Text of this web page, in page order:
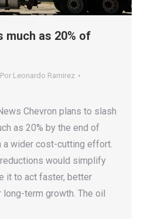
much as 20% of
Por Leonardo Ramirez
Chevron plans to slash
as 20% by the end of
a wider cost-cutting effort.
would simplify
it to act faster, better
term growth. The oil